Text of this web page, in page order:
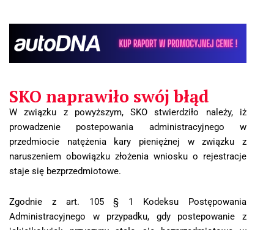
SKO naprawiło swój błąd
W związku z powyższym, SKO stwierdziło należy, iż
prowadzenie postepowania administracyjnego w
przedmiocie natężenia kary pieniężnej w związku z
naruszeniem obowiązku złożenia wniosku o rejestracje
staje się bezprzedmiotowe.
Zgodnie z art. 105 § 1 Kodeksu Postępowania
Administracyjnego w przypadku, gdy postepowanie z